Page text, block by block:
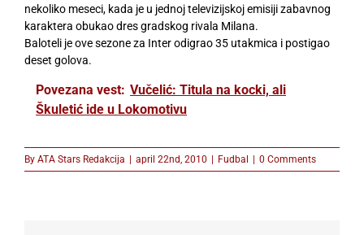
nekoliko meseci, kada je u jednoj televizijskoj emisiji zabavnog
karaktera obukao dres gradskog rivala Milana.
Baloteli je ove sezone za Inter odigrao 35 utakmica i postigao
deset golova.
Povezana vest: Vučelić: Titula na kocki, ali
Škuletić ide u Lokomotivu
By ATA Stars Redakcija april 22nd, 2010 Fudbal 0 Comments